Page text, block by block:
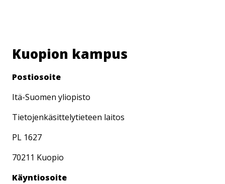
Kuopion kampus
Postiosoite
Itä-Suomen yliopisto
Tietojenkäsittelytieteen laitos
PL 1627
70211 Kuopio
Käyntiosoite